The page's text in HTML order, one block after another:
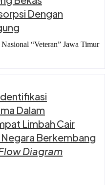
Dengan
“Veteran” Jawa Timur
Dalam
Limbah Cair
Negara Berkembang
Diagram